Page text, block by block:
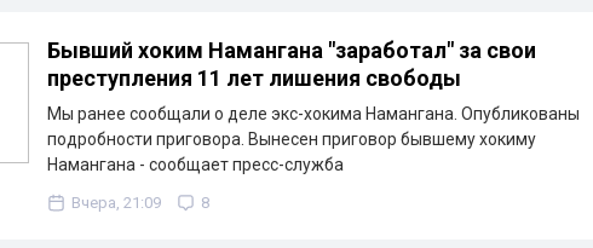
Бывший хоким Намангана "заработал" за свои
преступления 11 лет лишения свободы
Мы ранее сообщали о деле экс-хокима Намангана. Опубликованы
подробности приговора. Вынесен приговор бывшему хокиму
Намангана - сообщает пресс-служба
Вчера, 21:09 8